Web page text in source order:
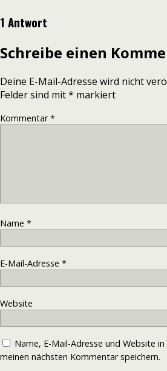
1 Antwort
Schreibe einen
Deine E-Mail-Adresse wird nicht
Felder sind mit* markiert
Kommentar*
Name *
E-Mail-Adresse *
Website
Name, E-Mail-Adresse und Website
meinen nächsten Kommentar speichern.